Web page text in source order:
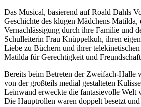
Das Musical, basierend auf Roald Dahls
Geschichte des klugen Mädchens Matilda,
Vernachlässigung durch ihre Familie und
Schulleiterin Frau Knüppelkuh, ihren
Liebe zu Büchern und ihrer
Matilda für Gerechtigkeit und
Bereits beim Betreten der Zweifach-Halle
von der großteils medial gestalteten
Leinwand erweckte die fantasievolle Welt
Die Hauptrollen waren doppelt besetzt